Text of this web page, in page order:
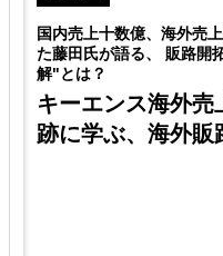
国内売上十数億、海外売
た藤田氏が語る、 販路開
解"とは？
キーエンス海外
跡に学ぶ、海外販